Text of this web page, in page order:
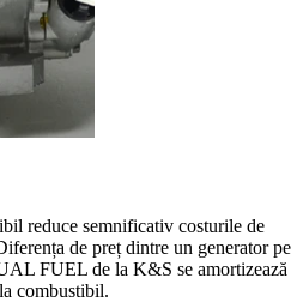
reduce semnificativ costurile de
de preț dintre un generator pe
FUEL de la K&S se amortizează
combustibil.